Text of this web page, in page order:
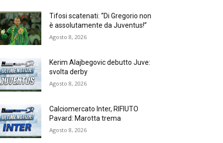
Tifosi scatenati: “Di Gregorio non
è assolutamente da Juventus!”
Agosto 8, 2026
Kerim Alajbegovic debutto Juve:
svolta derby
Agosto 8, 2026
Calciomercato Inter, RIFIUTO
Pavard: Marotta trema
Agosto 8, 2026